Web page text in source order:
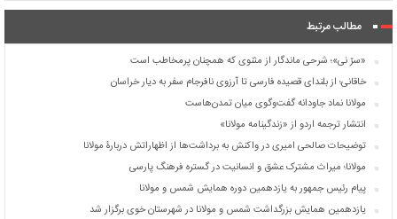
مطالب مرتبط
«سرّ نی»؛ شرحی ماندگار از مثنوی که همچنان پرمخاطب است
خاقانی؛ از بلندای قصیده فارسی تا آرزوی نافرجام سفر به دیار خراسان
مولانا نماد جاودانه گفت‌وگوی میان تمدن‌هاست
انتشار ترجمه اردو از «زندگینامه مولانا»
توضیحات صالحی امیری در واکنش به برداشت‌ها از اظهاراتش دربارۀ مولانا
مولانا؛ میراث مشترک عشق و انسانیت در گستره فرهنگ پارسی
پیام رئیس جمهور به یازدهمین دوره همایش شمس و مولانا
یازدهمین همایش بزرگداشت شمس و مولانا در شهرستان خوی برگزار شد